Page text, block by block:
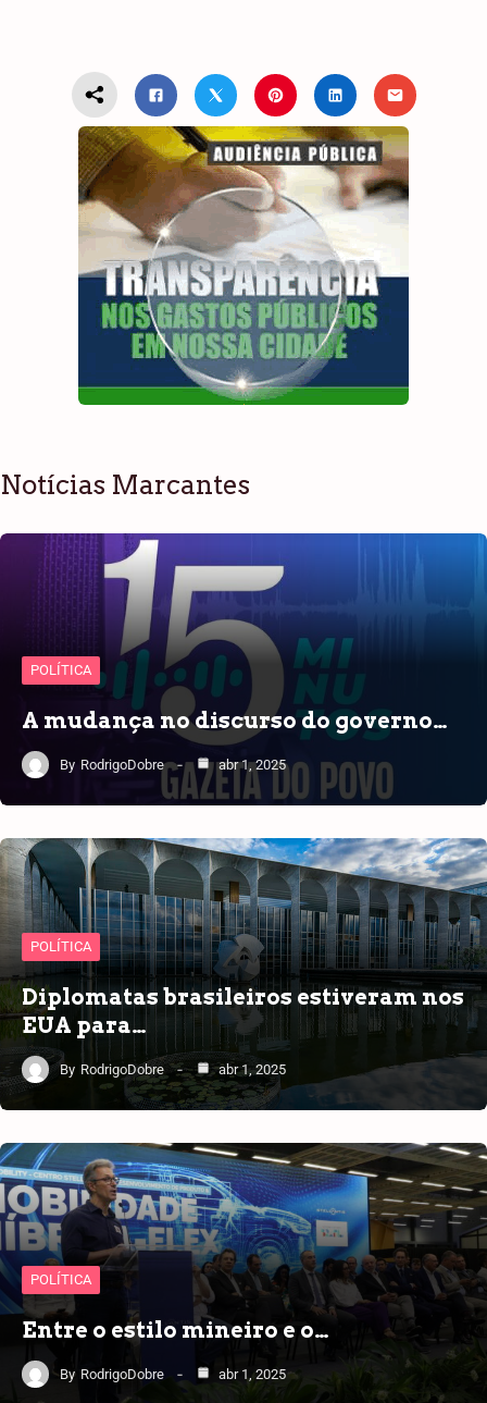
Notícias Marcantes
POLÍTICA
A mudança no discurso do governo…
By RodrigoDobre abr 1, 2025
POLÍTICA
Diplomatas brasileiros estiveram nos
EUA para…
By RodrigoDobre abr 1, 2025
POLÍTICA
Entre o estilo mineiro e o…
By RodrigoDobre abr 1, 2025